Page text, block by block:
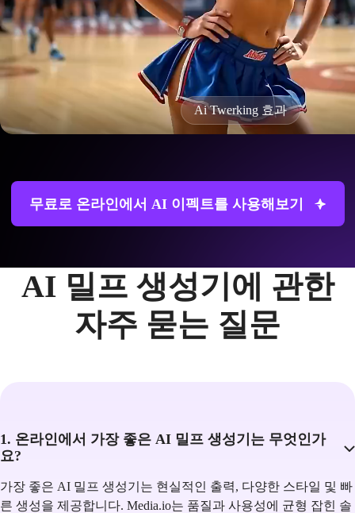
Ai Twerking 효과
무료로 온라인에서 AI 이펙트를 사용해보기
AI 밀프 생성기에 관한
자주 묻는 질문
1. 온라인에서 가장 좋은 AI 밀프 생성기는 무엇인가
요?
가장 좋은 AI 밀프 생성기는 현실적인 출력, 다양한 스타일 및 빠
른 생성을 제공합니다. Media.io는 품질과 사용성에 균형 잡힌 솔